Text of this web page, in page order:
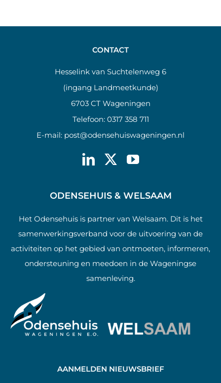
CONTACT
Hesselink van Suchtelenweg 6
(ingang Landmeetkunde)
6703 CT Wageningen
Telefoon: 0317 358 711
E-mail: post@odensehuiswageningen.nl
ODENSEHUIS & WELSAAM
Het Odensehuis is partner van Welsaam. Dit is het
samenwerkingsverband voor de uitvoering van de
activiteiten op het gebied van ontmoeten, informeren,
ondersteuning en meedoen in de Wageningse
samenleving.
AANMELDEN NIEUWSBRIEF